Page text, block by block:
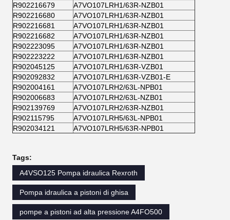
R902216679
A7VO107LRH1/63R-NZB01
R902216680
A7VO107LRH1/63R-NZB01
R902216681
A7VO107LRH1/63R-NZB01
R902216682
A7VO107LRH1/63R-NZB01
R902223095
A7VO107LRH1/63R-NZB01
R902223222
A7VO107LRH1/63R-NZB01
R902045125
A7VO107LRH1/63R-VZB01
R902092832
A7VO107LRH1/63R-VZB01-E
R902004161
A7VO107LRH2/63L-NPB01
R902006683
A7VO107LRH2/63L-NZB01
R902139769
A7VO107LRH2/63R-NZB01
R902115795
A7VO107LRH5/63L-NPB01
R902034121
A7VO107LRH5/63R-NPB01
Tags:
A4VSO125 Pompa idraulica Rexroth
Pompa idraulica a pistoni di ghisa
pompe a pistoni ad alta pressione A4FO500